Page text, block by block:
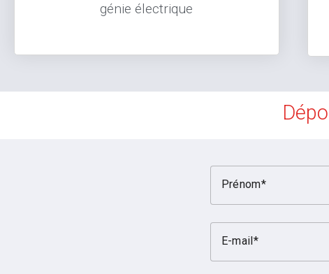
génie électrique
Prénom
E-mail